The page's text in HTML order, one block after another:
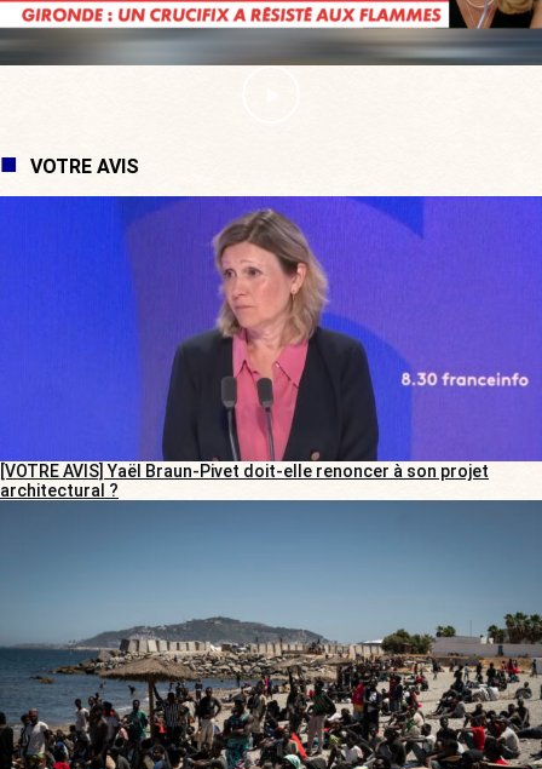
VOTRE AVIS
[VOTRE AVIS] Yaël Braun-Pivet doit-elle renoncer à son projet
architectural ?